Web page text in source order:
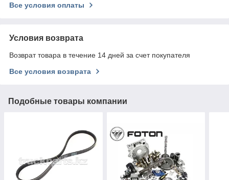
Все условия оплаты
Условия возврата
Возврат товара в течение 14 дней за счет покупателя
Все условия возврата
Подобные товары компании